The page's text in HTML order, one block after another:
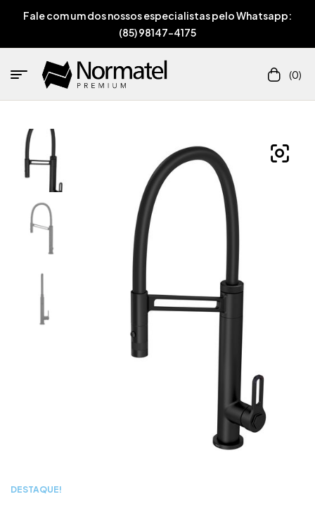
Fale com um dos nossos especialistas pelo Whatsapp:
(85) 98147-4175
(0)
DESTAQUE!